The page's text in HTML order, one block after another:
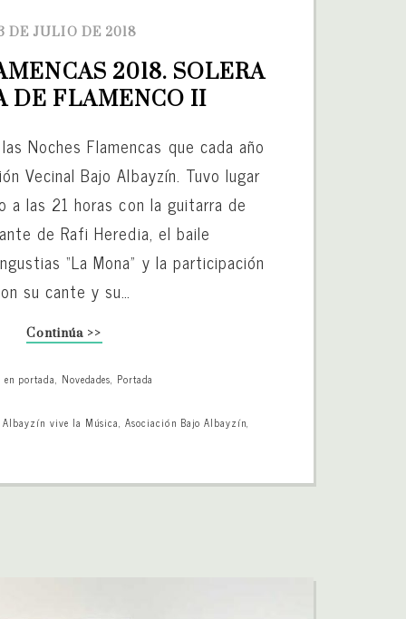
DE JULIO DE 2018
2018. SOLERA
DE FLAMENCO II
Noches Flamencas que cada año
Vecinal Bajo Albayzín. Tuvo lugar
a las 21 horas con la guitarra de
de Rafi Heredia, el baile
“La Mona” y la participación
su cante y su…
Continúa >>
portada, Novedades, Portada
Albayzín vive la Música,Asociación Bajo Albayzín,